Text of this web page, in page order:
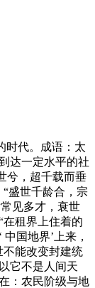
时代。成语：太
达一定水平的社
兮，超千载而垂
盛世千龄合，宗
见多才，衰世
在租界上住着的
国地界’上来，
不能改变封建统
它不是人间天
：农民阶级与地